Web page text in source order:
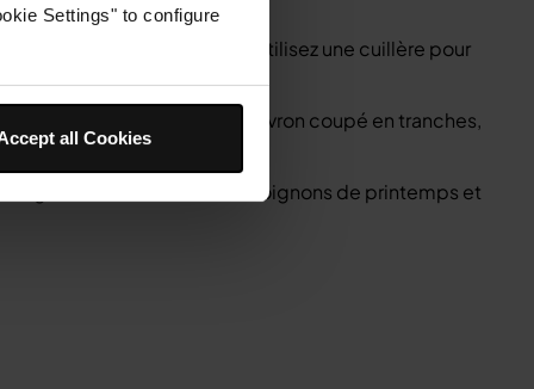
Settings" to configure
all Cookies
le glaçage sur le dessus. Utilisez une cuillère pour
assiettes, ajoutez le poivron coupé en tranches,
graines de sésame et les oignons de printemps et